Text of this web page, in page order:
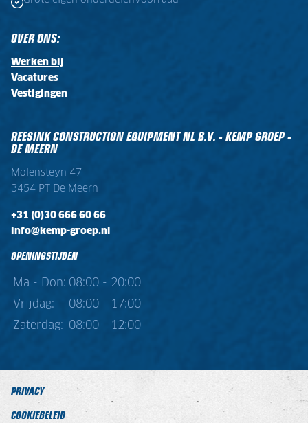
OVER ONS:
Werken bij
Vacatures
Vestigingen
REESINK CONSTRUCTION EQUIPMENT NL B.V. - KEMP GROEP -
DE MEERN
Molensteyn 47
3454 PT De Meern
+31 (0)30 666 60 66
info@kemp-groep.nl
OPENINGSTIJDEN
Ma - Don: 08:00 - 20:00
Vrijdag:
08:00 - 17:00
Zaterdag:
08:00 - 12:00
PRIVACY
COOKIEBELEID